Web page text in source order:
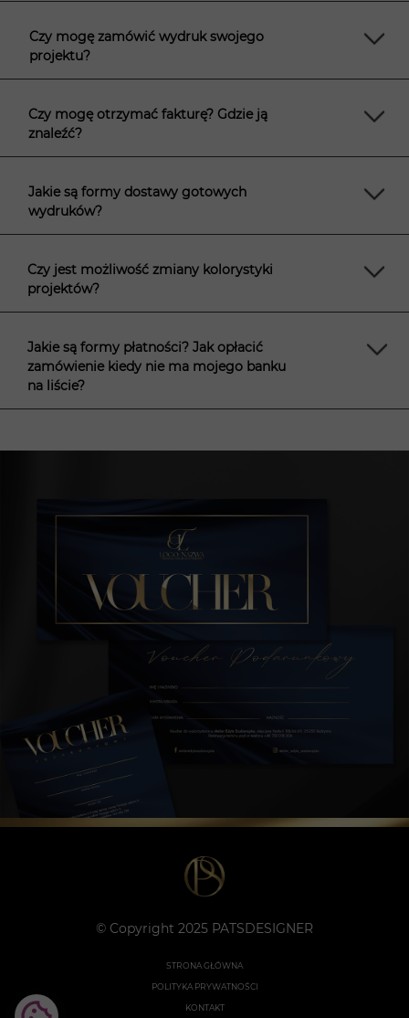
Czy mogę zamówić wydruk swojego
projektu?
Czy mogę otrzymać fakturę? Gdzie ją
znaleźć?
Jakie są formy dostawy gotowych
wydruków?
Czy jest możliwość zmiany kolorystyki
projektów?
Jakie są formy płatności? Jak opłacić
zamówienie kiedy nie ma mojego banku
na liście?
© Copyright 2025 PATSDESIGNER
STRONA GŁÓWNA
POLITYKA PRYWATNOŚCI
KONTAKT